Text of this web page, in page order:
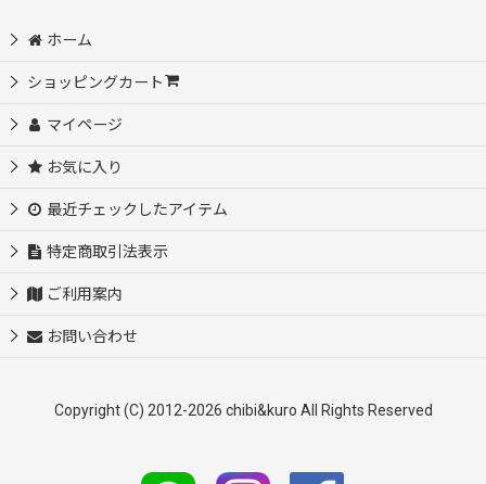
文字ロゴ
オリジナルタグ・サイズタグ
動物・鳥・昆虫・恐竜・海洋生物
乗り物・建物・遊具
りぼん・香水瓶
ホーム
ショッピングカート
マイページ
お気に入り
最近チェックしたアイテム
特定商取引法表示
ご利用案内
お問い合わせ
Copyright (C) 2012-2026 chibi&kuro All Rights Reserved